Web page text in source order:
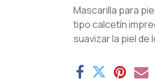
Mascarilla para
tipo calcetín
suavizar la piel de